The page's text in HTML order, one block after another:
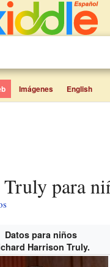
Imágenes English
Truly para
Datos para niños
Harrison Truly.